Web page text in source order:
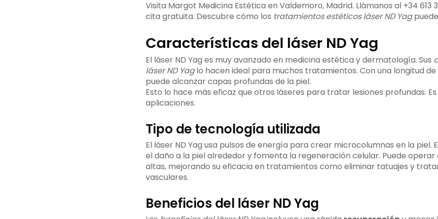
Visita Margot Medicina Estética en Valdemoro, Madrid. Llámanos al +34 613
cita gratuita. Descubre cómo los tratamientos estéticos láser ND Yag
Características del láser ND Yag
El láser ND Yag es muy avanzado en medicina estética y dermatología. Sus
láser ND Yaglo hacen ideal para muchos tratamientos. Con una longitud de
puede alcanzar capas profundas de la piel.
Esto lo hace más eficaz que otros láseres para tratar lesiones profundas.
aplicaciones.
Tipo de tecnología utilizada
El láser ND Yag usa pulsos de energía para crear microcolumnas en la piel.
el daño a la piel alrededor y fomenta la regeneración celular. Puede
altas, mejorando su eficacia en tratamientos como eliminar tatuajes y
vasculares.
Beneficios del láser ND Yag